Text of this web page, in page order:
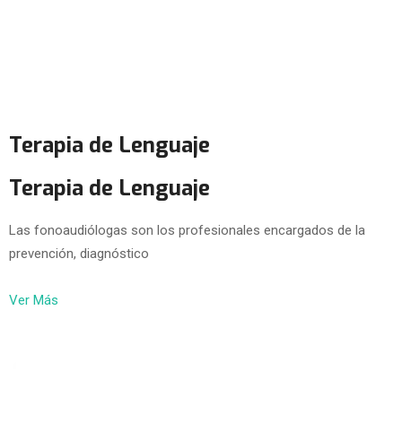
Terapia de Lenguaje
Terapia de Lenguaje
Las fonoaudiólogas son los profesionales encargados de la
prevención, diagnóstico
Ver Más